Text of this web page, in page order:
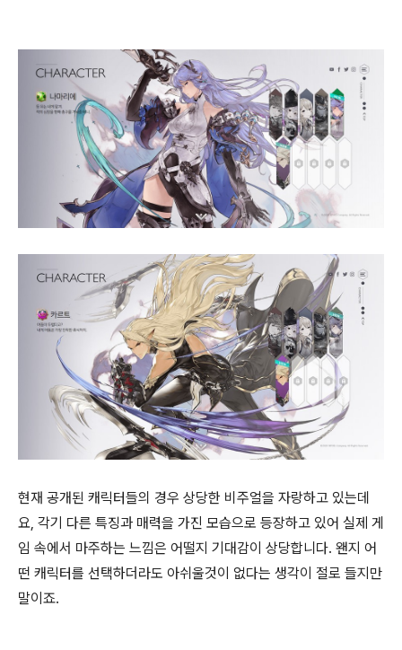
현재 공개된 캐릭터들의 경우 상당한 비주얼을 자랑하고 있는데
요, 각기 다른 특징과 매력을 가진 모습으로 등장하고 있어 실제 게
임 속에서 마주하는 느낌은 어떨지 기대감이 상당합니다. 왠지 어
떤 캐릭터를 선택하더라도 아쉬울것이 없다는 생각이 절로 들지만
말이죠.